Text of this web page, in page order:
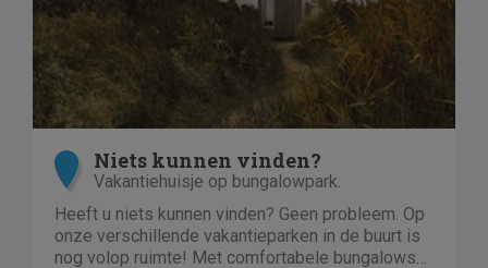
Niets kunnen vinden?
Vakantiehuisje op bungalowpark.
Heeft u niets kunnen vinden? Geen probleem. Op
onze verschillende vakantieparken in de buurt is
nog volop ruimte! Met comfortabele bungalows